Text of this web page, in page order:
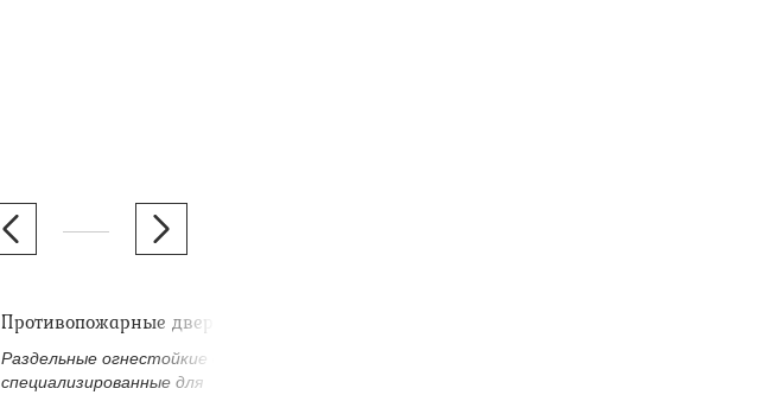
Противопожарные дверные ручки
Раздельные огнестойкие дверные ручки
специализированные для